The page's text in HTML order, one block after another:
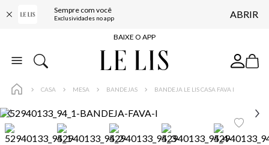
Sempre com você
Exclusividades no app ABRIR
BAIXE O APP
10% OFF NA PRIMEIRA COMPRA*
COMPRE ONLINE E RETIRE EM LOJA*
BAIXE O APP
10% OFF NA PRIMEIRA COMPRA*
CASA MESA BANDEJAS BANDEJA LE LIS CASA FAVA I